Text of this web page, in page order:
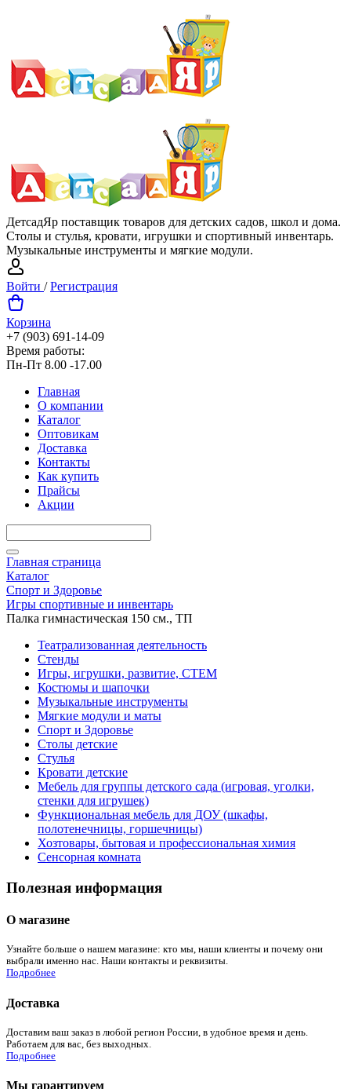
ДетсадЯр поставщик товаров для детских садов, школ и дома.
Столы и стулья, кровати, игрушки и спортивный инвентарь.
Музыкальные инструменты и мягкие модули.
Войти /Регистрация
Корзина
+7 (903) 691-14-09
Время работы:
Пн-Пт 8.00 -17.00
Главная
О компании
Каталог
Оптовикам
Доставка
Контакты
Как купить
Прайсы
Акции
Главная страница
Каталог
Спорт и Здоровье
Игры спортивные и инвентарь
Палка гимнастическая 150 см., ТП
Театрализованная деятельность
Стенды
Игры, игрушки, развитие, СТЕМ
Костюмы и шапочки
Музыкальные инструменты
Мягкие модули и маты
Спорт и Здоровье
Столы детские
Стулья
Кровати детские
Мебель для группы детского сада (игровая, уголки,
стенки для игрушек)
Функциональная мебель для ДОУ (шкафы,
полотенечницы, горшечницы)
Хозтовары, бытовая и профессиональная химия
Сенсорная комната
Полезная информация
О магазине
Узнайте больше о нашем магазине: кто мы, наши клиенты и почему они
выбрали именно нас. Наши контакты и реквизиты.
Подробнее
Доставка
Доставим ваш заказ в любой регион России, в удобное время и день.
Работаем для вас, без выходных.
Подробнее
Мы гарантируем